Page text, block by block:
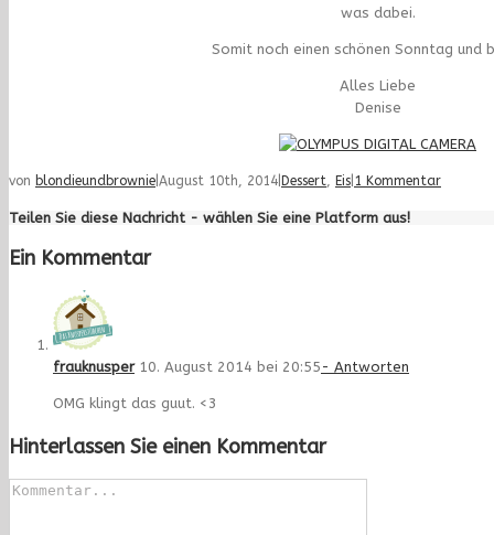
was dabei.
Somit noch einen schönen Sonntag und
Alles Liebe
Denise
von blondieundbrownie August 10th, 2014 Dessert, Eis 1 Kommentar
Teilen Sie diese Nachricht - wählen Sie eine Platform aus!
Ein Kommentar
frauknusper10. August 2014 bei 20:55 - Antworten
OMG klingt das guut. <3
Hinterlassen Sie einen Kommentar